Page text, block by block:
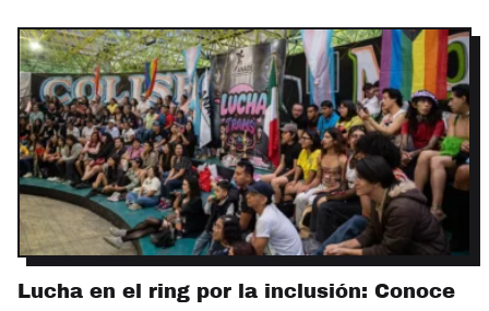
Lucha en el ring por la inclusión: Conoce